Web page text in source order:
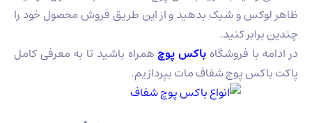
ظاهر لوکس و شیک بدهید و از این طریق فروش محصول خود را
چندین برابر کنید.
در ادامه با فروشگاهباکس پوچهمراه باشید تا به معرفی کامل
پاکت باکس پوچ شفاف مات بپردازیم.